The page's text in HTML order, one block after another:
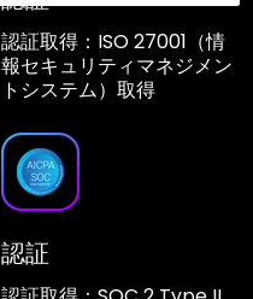
認証取得：ISO 27001（情
報セキュリティマネジメン
トシステム）取得
認証